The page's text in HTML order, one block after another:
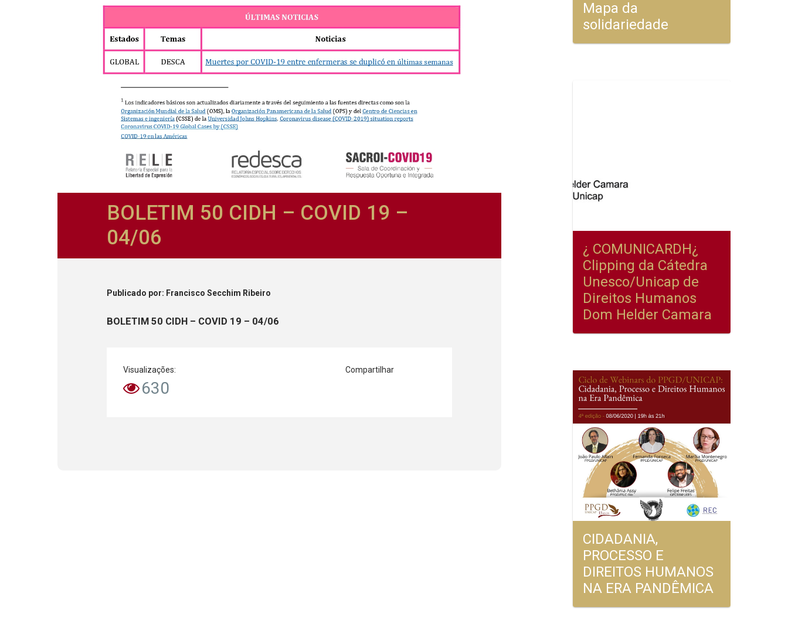
BOLETIM 50 CIDH – COVID 19 –
04/06
Publicado por: Francisco Secchim Ribeiro
BOLETIM 50 CIDH – COVID 19 – 04/06
Visualizações:
630
Compartilhar
Mapa da
solidariedade
¿ COMUNICARDH¿
Clipping da Cátedra
Unesco/Unicap de
Direitos Humanos
Dom Helder Camara
CIDADANIA,
PROCESSO E
DIREITOS HUMANOS
NA ERA PANDÊMICA